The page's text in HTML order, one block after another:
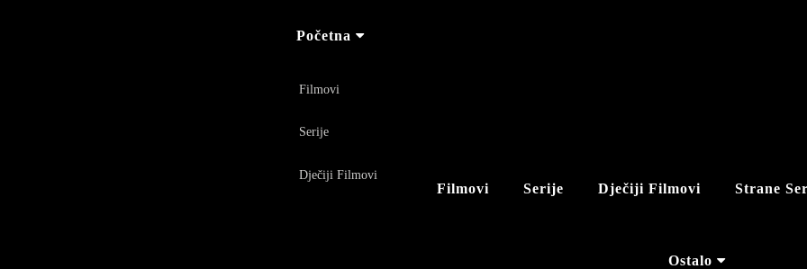
Početna
Filmovi
Serije
Dječiji Filmovi
Filmovi Serije Dječiji Filmovi Strane
Ostalo